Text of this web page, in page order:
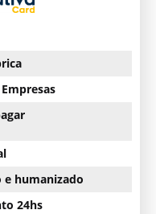
humanizado
24hs